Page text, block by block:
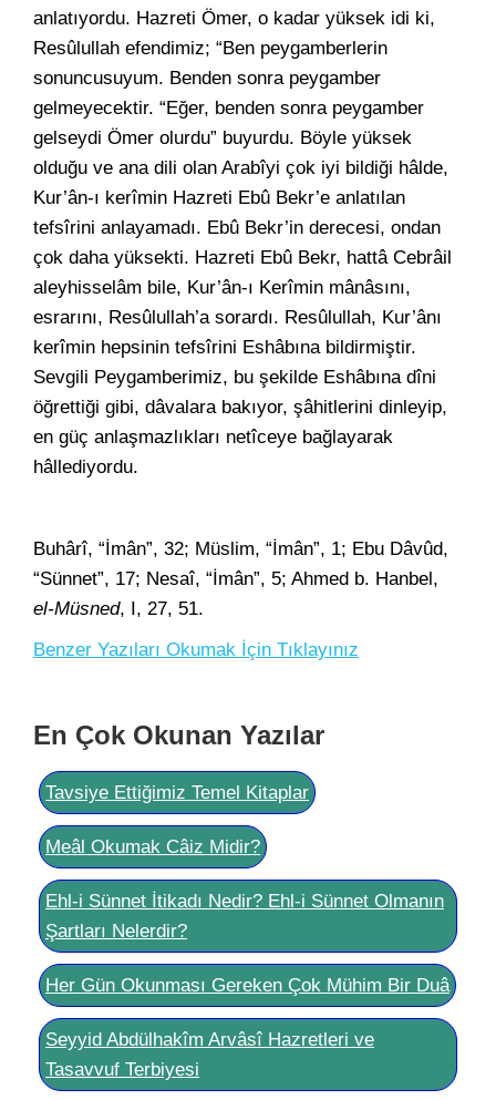
anlatıyordu. Hazreti Ömer, o kadar yüksek idi ki,
Resûlullah efendimiz; “Ben peygamberlerin
sonuncusuyum. Benden sonra peygamber
gelmeyecektir. “Eğer, benden sonra peygamber
gelseydi Ömer olurdu” buyurdu. Böyle yüksek
olduğu ve ana dili olan Arabîyi çok iyi bildiği hâlde,
Kur’ân-ı kerîmin Hazreti Ebû Bekr’e anlatılan
tefsîrini anlayamadı. Ebû Bekr’in derecesi, ondan
çok daha yüksekti. Hazreti Ebû Bekr, hattâ Cebrâil
aleyhisselâm bile, Kur’ân-ı Kerîmin mânâsını,
esrarını, Resûlullah’a sorardı. Resûlullah, Kur’ânı
kerîmin hepsinin tefsîrini Eshâbına bildirmiştir.
Sevgili Peygamberimiz, bu şekilde Eshâbına dîni
öğrettiği gibi, dâvalara bakıyor, şâhitlerini dinleyip,
en güç anlaşmazlıkları netîceye bağlayarak
hâllediyordu.
Buhârî, “İmân”, 32; Müslim, “İmân”, 1; Ebu Dâvûd,
“Sünnet”, 17; Nesaî, “İmân”, 5; Ahmed b. Hanbel,
el-Müsned, I, 27, 51.
Benzer Yazıları Okumak İçin Tıklayınız
En Çok Okunan Yazılar
Tavsiye Ettiğimiz Temel Kitaplar
Meâl Okumak Câiz Midir?
Ehl-i Sünnet İtikadı Nedir? Ehl-i Sünnet Olmanın
Şartları Nelerdir?
Her Gün Okunması Gereken Çok Mühim Bir Duâ
Seyyid Abdülhakîm Arvâsî Hazretleri ve
Tasavvuf Terbiyesi